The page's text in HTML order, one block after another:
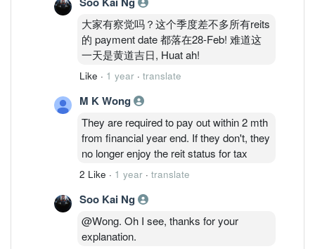
大家有察觉吗？这个季度差不多所有reits
的 payment date 都落在28-Feb! 难道这
一天是黄道吉日, Huat ah!
Like · 1 year · translate
M K Wong
They are required to pay out within 2 mth
from financial year end. If they don't, they
no longer enjoy the reit status for tax
2 Like · 1 year · translate
Soo Kai Ng
@Wong. Oh I see, thanks for your
explanation.